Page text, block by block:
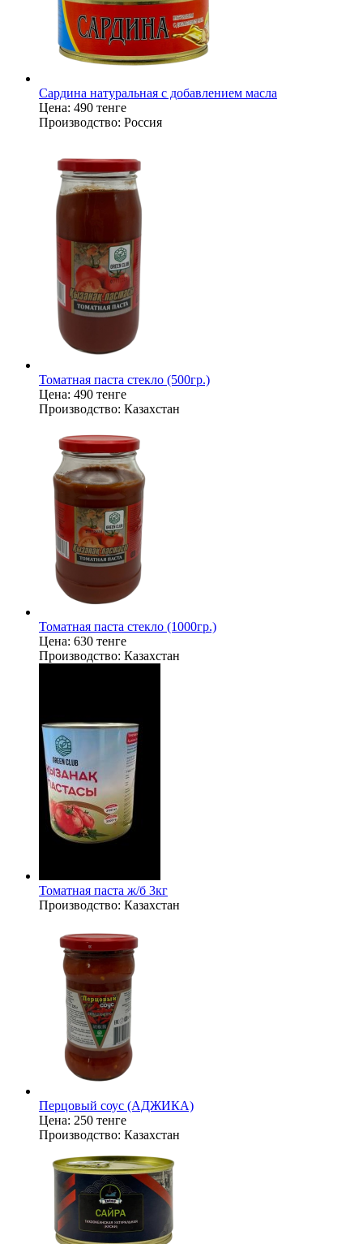
Сардина натуральная с добавлением масла
Цена: 490 тенге
Производство: Россия
Томатная паста стекло (500гр.)
Цена: 490 тенге
Производство: Казахстан
Томатная паста стекло (1000гр.)
Цена: 630 тенге
Производство: Казахстан
Томатная паста ж/б 3кг
Производство: Казахстан
Перцовый соус (АДЖИКА)
Цена: 250 тенге
Производство: Казахстан